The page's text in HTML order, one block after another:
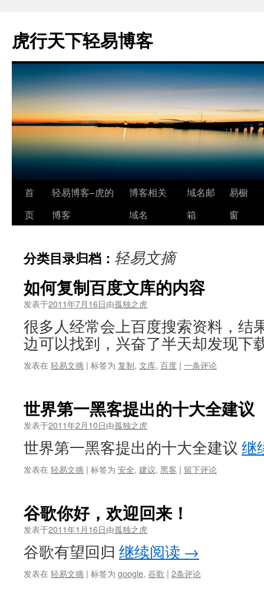
虎行天下轻易博客
跳
至
文
首
页
轻易博客–虎的
博客
博客相关
域名
域名邮
箱
易橱
窗
分类目录归档： 轻易文摘
如何复制百度文库的内容
发表于2011年7月16日由孤独之虎
很多人经常会上百度搜索资料，结
边可以找到，兴奋了半天却发现
发表在 轻易文摘 | 标签为 复制, 文库, 百度 | 一条评论
世界第一黑客提出的十大全建议
发表于2011年2月10日由孤独之虎
世界第一黑客提出的十大全建议 继
发表在 轻易文摘 | 标签为 安全, 建议, 黑客 | 留下评论
谷歌你好，欢迎回来！
发表于2011年1月16日由孤独之虎
谷歌有望回归 继续阅读 →
发表在 轻易文摘 | 标签为 google, 谷歌 | 2条评论